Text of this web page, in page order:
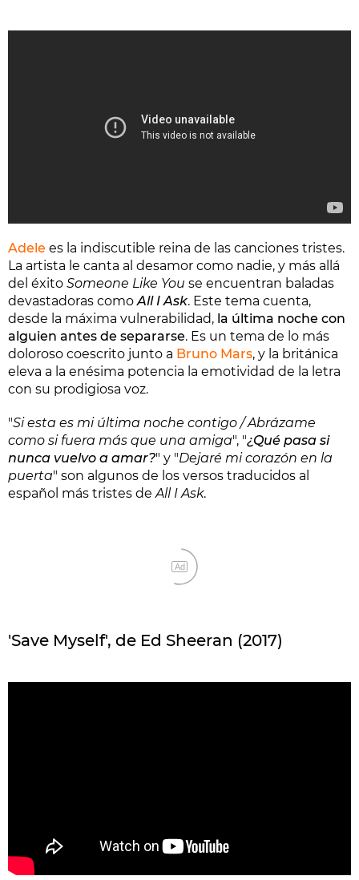
Adele es la indiscutible reina de las canciones tristes.
La artista le canta al desamor como nadie, y más allá
del éxito Someone Like You se encuentran baladas
devastadoras comoAll I Ask. Este tema cuenta,
desde la máxima vulnerabilidad, la última noche con
alguien antes de separarse. Es un tema de lo más
doloroso coescrito junto a Bruno Mars, y la británica
eleva a la enésima potencia la emotividad de la letra
con su prodigiosa voz.
"Si esta es mi última noche contigo / Abrázame
como si fuera más que una amiga", "¿Qué pasa si
nunca vuelvo a amar?" y "Dejaré mi corazón en la
puerta" son algunos de los versos traducidos al
español más tristes deAll I Ask.
Ad
'Save Myself', de Ed Sheeran (2017)